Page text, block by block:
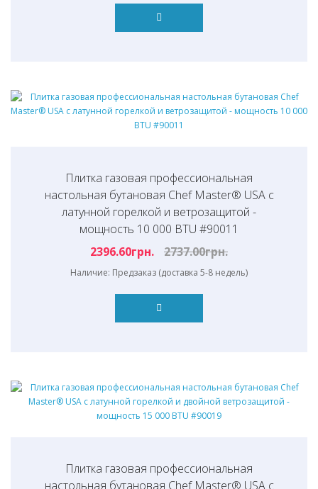
Плитка газовая профессиональная
настольная бутановая Chef Master® USA с
латунной горелкой и ветрозащитой -
мощность 10 000 BTU #90011
2396.60грн.
2737.00грн.
Наличие: Предзаказ (доставка 5-8 недель)
Плитка газовая профессиональная
настольная бутановая Chef Master® USA с